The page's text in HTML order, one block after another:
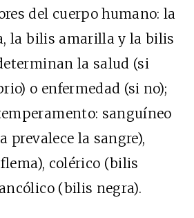
del cuerpo humano: la
la bilis amarilla y la bilis
la salud (si
o enfermedad (si no);
sanguíneo
prevalece la sangre),
colérico (bilis
(bilis negra).